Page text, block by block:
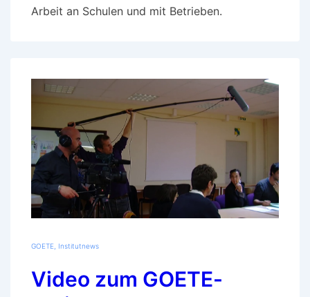
Arbeit an Schulen und mit Betrieben.
GOETE Institutnews
Video zum GOETE-